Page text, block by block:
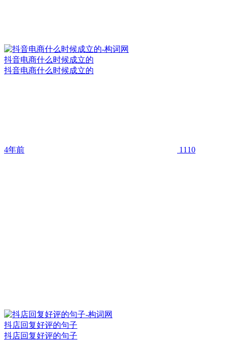
抖音电商什么时候成立的
抖音电商什么时候成立的
4年前 1110
抖店回复好评的句子
抖店回复好评的句子